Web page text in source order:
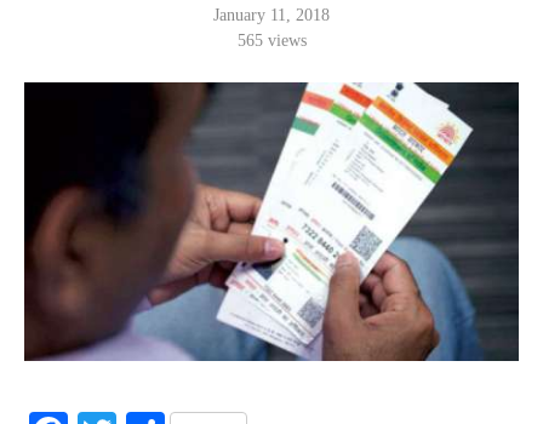
January 11, 2018
565views